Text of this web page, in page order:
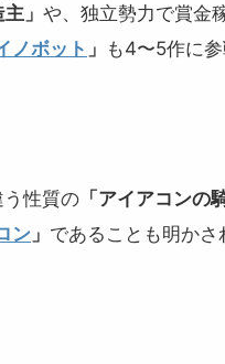
」 や、独立勢力で賞金
ノボット 」 も4〜5作に
性質の 「アイアコンの
ン 」 であることも明かさ